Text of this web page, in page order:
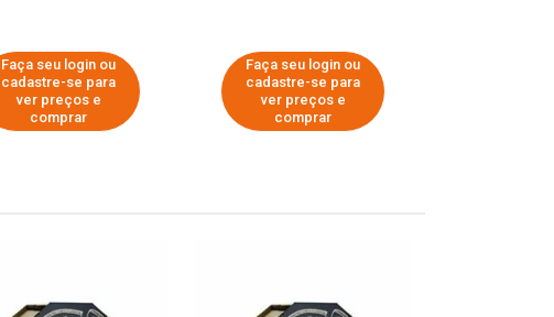
Faça seu login ou
cadastre-se para
ver preços e
comprar
Faça seu login ou
cadastre-se para
ver preços e
comprar